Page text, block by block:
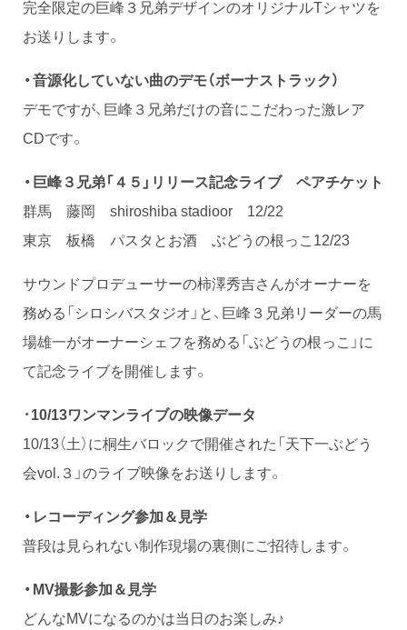
完全限定の巨峰３兄弟デザインのオリジナルTシャツを
お送りします。
・音源化していない曲のデモ（ボーナストラック）
デモですが、巨峰３兄弟だけの音にこだわった激レア
CDです。
・巨峰３兄弟「４５」リリース記念ライブ ペアチケット
群馬 藤岡 shiroshiba stadioor 12/22
東京 板橋 パスタとお酒 ぶどうの根っこ12/23
サウンドプロデューサーの柿澤秀吉さんがオーナーを
務める「シロシバスタジオ」と、巨峰３兄弟リーダーの馬
場雄一がオーナーシェフを務める「ぶどうの根っこ」に
て記念ライブを開催します。
・10/13ワンマンライブの映像データ
10/13（土）に桐生バロックで開催された「天下一ぶどう
会vol.３」のライブ映像をお送りします。
・レコーディング参加＆見学
普段は見られない制作現場の裏側にご招待します。
・MV撮影参加＆見学
どんなMVになるのかは当日のお楽しみ♪